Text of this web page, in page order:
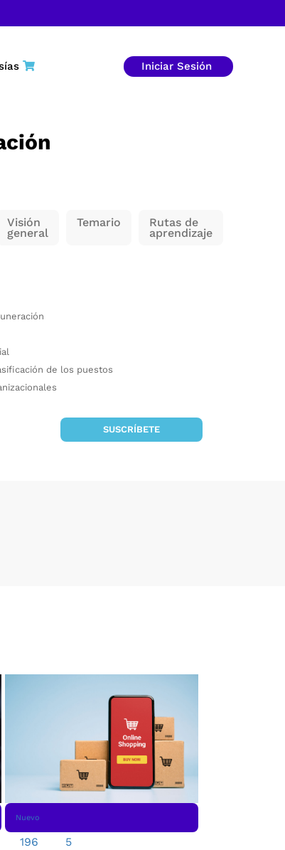
Iniciar Sesión
Visión
general
Temario Rutas de
aprendizaje
de los puestos
SUSCRÍBETE
Nuevo
196
5